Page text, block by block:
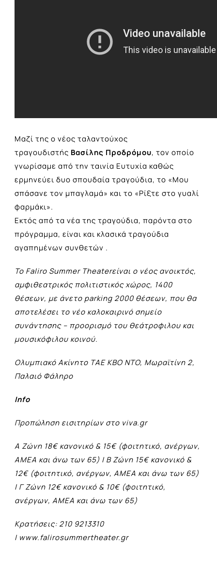
Μαζί της ο νέος ταλαντούχος
τραγουδιστής Βασίλης Προδρόμου, τον οποίο
γνωρίσαμε από την ταινία Ευτυχία καθώς
ερμηνεύει δυο σπουδαία τραγούδια, το «Μου
σπάσανε τον μπαγλαμά» και το «Ρίξτε στο γυαλί
φαρμάκι».
Εκτός από τα νέα της τραγούδια, παρόντα στο
πρόγραμμα, είναι και κλασικά τραγούδια
αγαπημένων συνθετών .
Το Faliro Summer Theaterείναι ο νέος ανοικτός,
αμφιθεατρικός πολιτιστικός χώρος, 1400
θέσεων, με άνετο parking 2000 θέσεων, που θα
αποτελέσει το νέο καλοκαιρινό σημείο
συνάντησης – προορισμό του θεάτροφιλου και
μουσικόφιλου κοινού.
Ολυμπιακό Ακίνητο TΑΕ KBO NTO, Μωραϊτίνη 2,
Παλαιό Φάληρο
Info
Προπώληση εισιτηρίων στο viva.gr
A Ζώνη 18€ κανονικό & 15€ (φοιτητικό, ανέργων,
ΑΜΕΑ και άνω των 65) | Β Ζώνη 15€ κανονικό &
12€ (φοιτητικό, ανέργων, ΑΜΕΑ και άνω των 65)
| Γ Ζώνη 12€ κανονικό & 10€ (φοιτητικό,
ανέργων, ΑΜΕΑ και άνω των 65)
Κρατήσεις: 210 9213310
| www.falirosummertheater.gr